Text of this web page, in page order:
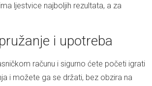
ljestvice najboljih rezultata, a za
i upotreba
računu i sigurno ćete početi igrati
i možete ga se držati, bez obzira na